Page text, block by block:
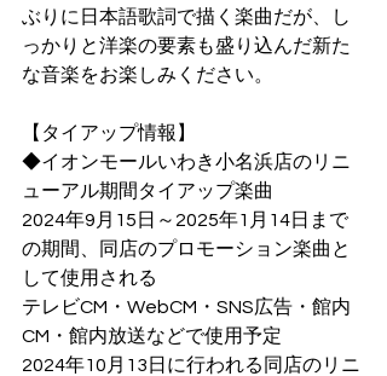
ぶりに日本語歌詞で描く楽曲だが、し
っかりと洋楽の要素も盛り込んだ新た
な音楽をお楽しみください。
【タイアップ情報】
◆イオンモールいわき小名浜店のリニ
ューアル期間タイアップ楽曲
2024年9月15日～2025年1月14日まで
の期間、同店のプロモーション楽曲と
して使用される
テレビCM・WebCM・SNS広告・館内
CM・館内放送などで使用予定
2024年10月13日に行われる同店のリニ